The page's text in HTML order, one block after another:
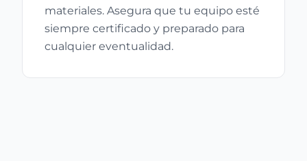
materiales. Asegura que tu equipo esté
siempre certificado y preparado para
cualquier eventualidad.